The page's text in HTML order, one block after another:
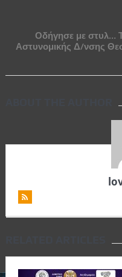
Οδήγησε με στυλ…
Αστυνομικής Δ/νσης